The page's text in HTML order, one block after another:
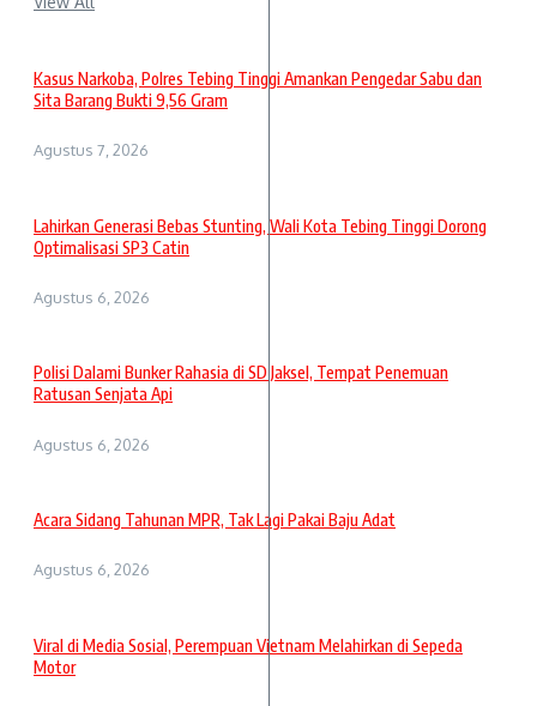
Kasus Narkoba, Polres Tebing Tinggi Amankan Pengedar Sabu dan
Sita Barang Bukti 9,56 Gram
Agustus 7, 2026
Lahirkan Generasi Bebas Stunting, Wali Kota Tebing Tinggi Dorong
Optimalisasi SP3 Catin
Agustus 6, 2026
Polisi Dalami Bunker Rahasia di SD Jaksel, Tempat Penemuan
Ratusan Senjata Api
Agustus 6, 2026
Acara Sidang Tahunan MPR, Tak Lagi Pakai Baju Adat
Agustus 6, 2026
Viral di Media Sosial, Perempuan Vietnam Melahirkan di Sepeda
Motor